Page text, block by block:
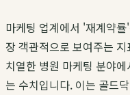
마케팅 업계에서 '재계약
장 객관적으로 보여주는
치열한 병원 마케팅 분야
는 수치입니다. 이는 골드